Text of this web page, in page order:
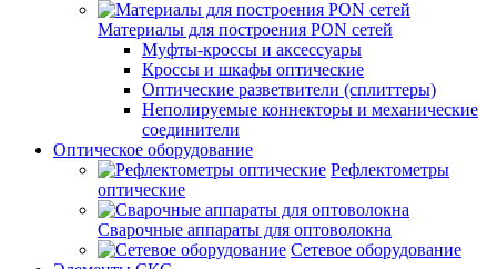
Материалы для построения PON сетей
Муфты-кроссы и аксессуары
Кроссы и шкафы оптические
Оптические разветвители (сплиттеры)
Неполируемые коннекторы и механические
соединители
Оптическое оборудование
Рефлектометры
оптические
Сварочные аппараты для оптоволокна
Сетевое оборудование